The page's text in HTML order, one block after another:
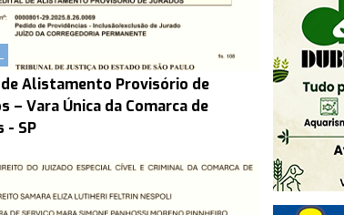
Alistamento Provisório de
– Vara Única da Comarca de
- SP